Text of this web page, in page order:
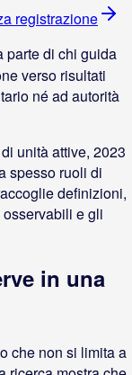
registrazione
parte di chi guida
verso risultati
né ad autorità
unità attive, 2023
spesso ruoli di
definizioni,
e gli
in una
che non si limita a